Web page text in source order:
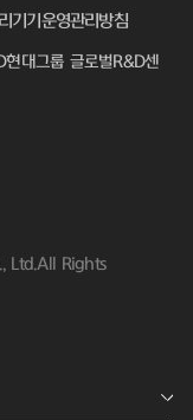
기기운영관리방침
대그룹 글로벌R&D센
Ltd.All Rights